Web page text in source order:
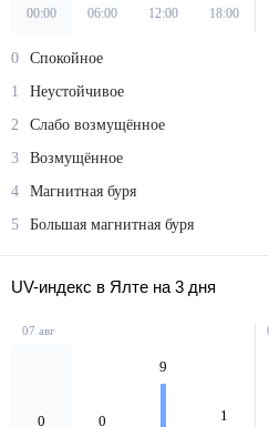
00:00 06:00 12:00 18:00
0
Спокойное
1
Неустойчивое
2
Слабо возмущённое
3
Возмущённое
4
Магнитная буря
5
Большая магнитная буря
UV-индекс в Ялте на 3 дня
07 авг
0 0
9
1